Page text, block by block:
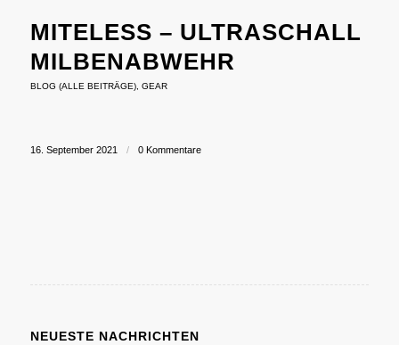
MITELESS – ULTRASCHALL
MILBENABWEHR
BLOG (ALLE BEITRÄGE), GEAR
16. September 2021 / 0 Kommentare
NEUESTE NACHRICHTEN